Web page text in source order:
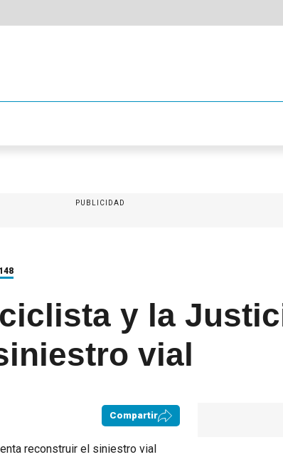
PUBLICIDAD
y la
vial
Compartir